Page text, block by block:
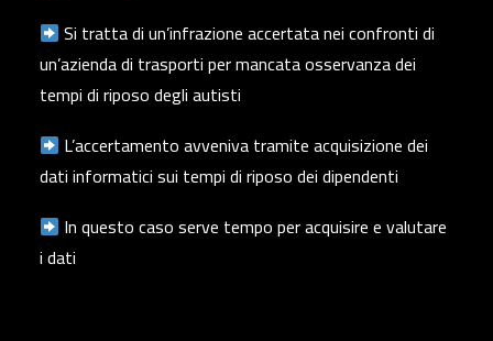
Si tratta di un’infrazione accertata nei confronti di
un’azienda di trasporti per mancata osservanza dei
tempi di riposo degli autisti
L’accertamento avveniva tramite acquisizione dei
dati informatici sui tempi di riposo dei dipendenti
In questo caso serve tempo per acquisire e valutare
i dati